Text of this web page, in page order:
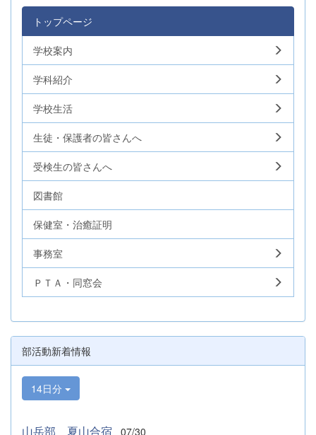
トップページ
学校案内
学科紹介
学校生活
生徒・保護者の皆さんへ
受検生の皆さんへ
図書館
保健室・治癒証明
事務室
ＰＴＡ・同窓会
部活動新着情報
14日分
山岳部 夏山合宿 07/30